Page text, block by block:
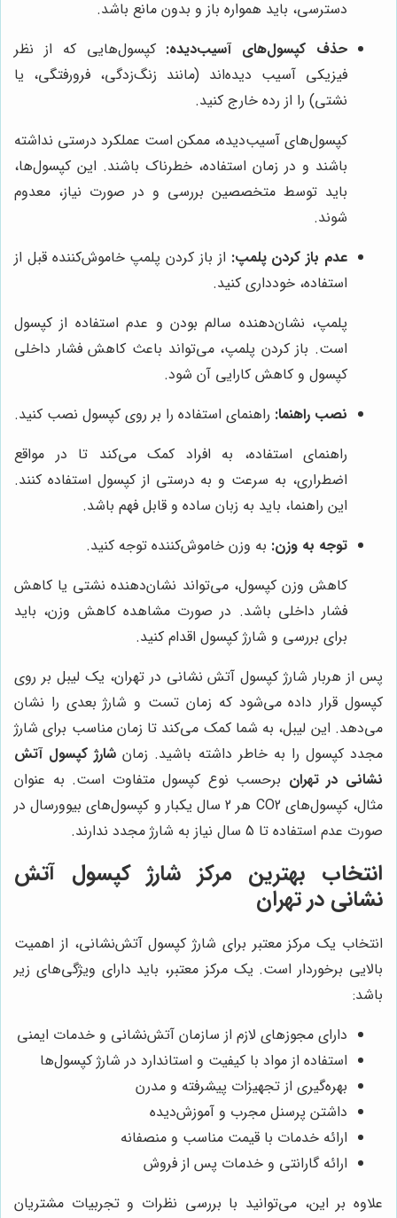
دسترسی، باید همواره باز و بدون مانع باشد.
حذف کپسول‌های آسیب‌دیده: کپسول‌هایی که از نظر
فیزیکی آسیب دیده‌اند (مانند زنگ‌زدگی، فرورفتگی، یا
نشتی) را از رده خارج کنید.
کپسول‌های آسیب‌دیده، ممکن است عملکرد درستی نداشته
باشند و در زمان استفاده، خطرناک باشند. این کپسول‌ها،
باید توسط متخصصین بررسی و در صورت نیاز، معدوم
شوند.
عدم باز کردن پلمپ: از باز کردن پلمپ خاموش‌کننده قبل از
استفاده، خودداری کنید.
پلمپ، نشان‌دهنده سالم بودن و عدم استفاده از کپسول
است. باز کردن پلمپ، می‌تواند باعث کاهش فشار داخلی
کپسول و کاهش کارایی آن شود.
نصب راهنما: راهنمای استفاده را بر روی کپسول نصب کنید.
راهنمای استفاده، به افراد کمک می‌کند تا در مواقع
اضطراری، به سرعت و به درستی از کپسول استفاده کنند.
این راهنما، باید به زبان ساده و قابل فهم باشد.
توجه به وزن: به وزن خاموش‌کننده توجه کنید.
کاهش وزن کپسول، می‌تواند نشان‌دهنده نشتی یا کاهش
فشار داخلی باشد. در صورت مشاهده کاهش وزن، باید
برای بررسی و شارژ کپسول اقدام کنید.
پس از هربار شارژ کپسول آتش نشانی در تهران، یک لیبل بر روی
کپسول قرار داده می‌شود که زمان تست و شارژ بعدی را نشان
می‌دهد. این لیبل، به شما کمک می‌کند تا زمان مناسب برای شارژ
مجدد کپسول را به خاطر داشته باشید. زمان شارژ کپسول آتش
نشانی در تهران برحسب نوع کپسول متفاوت است. به عنوان
مثال، کپسول‌های CO2 هر 2 سال یکبار و کپسول‌های بیوورسال در
صورت عدم استفاده تا 5 سال نیاز به شارژ مجدد ندارند.
انتخاب بهترین مرکز شارژ کپسول آتش
نشانی در تهران
انتخاب یک مرکز معتبر برای شارژ کپسول آتش‌نشانی، از اهمیت
بالایی برخوردار است. یک مرکز معتبر، باید دارای ویژگی‌های زیر
باشد:
دارای مجوزهای لازم از سازمان آتش‌نشانی و خدمات ایمنی
استفاده از مواد با کیفیت و استاندارد در شارژ کپسول‌ها
بهره‌گیری از تجهیزات پیشرفته و مدرن
داشتن پرسنل مجرب و آموزش‌دیده
ارائه خدمات با قیمت مناسب و منصفانه
ارائه گارانتی و خدمات پس از فروش
علاوه بر این، می‌توانید با بررسی نظرات و تجربیات مشتریان